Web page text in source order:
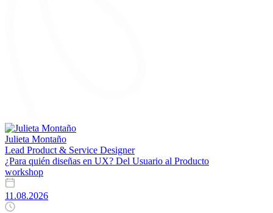
Julieta Montaño
Lead Product & Service Designer
¿Para quién diseñas en UX? Del Usuario al Producto
workshop
11.08.2026